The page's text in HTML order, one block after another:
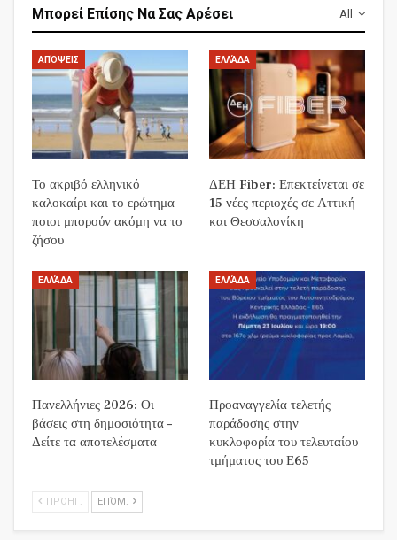
All
Μπορεί Επίσης Να Σας Αρέσει
ΑΠΌΨΕΙΣ
Το ακριβό ελληνικό
καλοκαίρι και το ερώτημα
ποιοι μπορούν ακόμη να το
ζήσου
ΕΛΛΆΔΑ
ΔΕΗ Fiber: Επεκτείνεται σε
15 νέες περιοχές σε Αττική
και Θεσσαλονίκη
ΕΛΛΆΔΑ
Πανελλήνιες 2026: Οι
βάσεις στη δημοσιότητα –
Δείτε τα αποτελέσματα
ΕΛΛΆΔΑ
Προαναγγελία τελετής
παράδοσης στην
κυκλοφορία του τελευταίου
τμήματος του Ε65
ΠΡΟΗΓ. ΕΠΌΜ.